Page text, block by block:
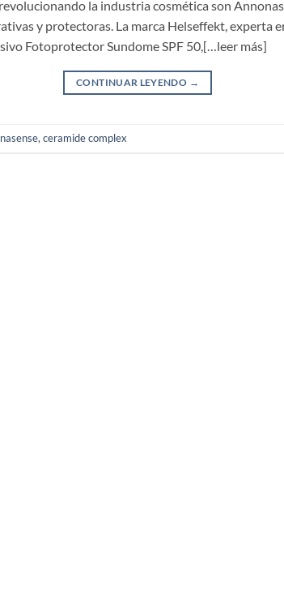
la industria cosmética son
y protectoras. La marca Helseffekt, experta
Fotoprotector Sundome SPF 50,[…leer más]
CONTINUAR LEYENDO →
, ceramide complex